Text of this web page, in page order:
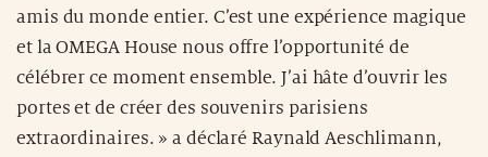
amis du monde entier. C’est une expérience magique
et la OMEGA House nous offre l’opportunité de
célébrer ce moment ensemble. J’ai hâte d’ouvrir les
portes et de créer des souvenirs parisiens
extraordinaires. » a déclaré Raynald Aeschlimann,